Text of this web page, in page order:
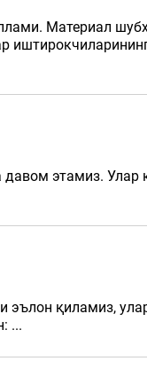
Материал
этамиз. Улар
қиламиз,
...